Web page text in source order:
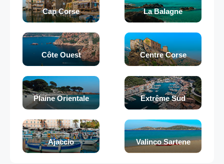
Cap Corse La Balagne
Côte Ouest Centre Corse
Plaine Orientale Extrême Sud
Ajaccio Valinco Sartene